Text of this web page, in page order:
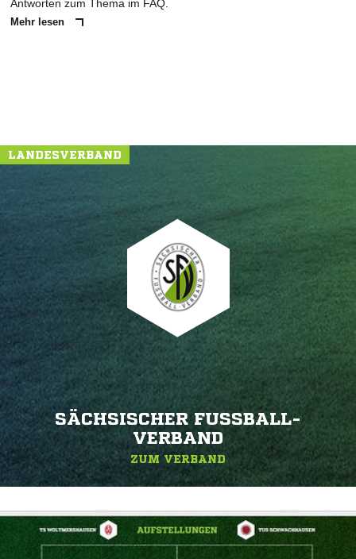
Antworten zum Thema im FAQ.
Mehr lesen
LANDESVERBAND
SÄCHSISCHER FUSSBALL-V
ERBAND
ZUM VERBAND